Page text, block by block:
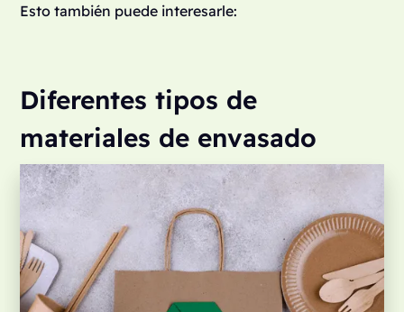
Esto también puede interesarle:
Diferentes tipos de
materiales de envasado